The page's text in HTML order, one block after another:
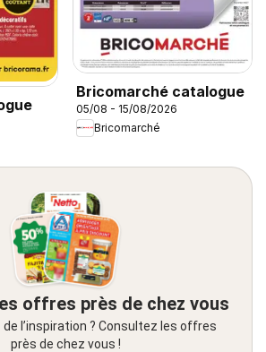
Bricomarché catalogue
05/08 - 15/08/2026
Bricomarché
offres près de chez vous
l’inspiration ? Consultez les offres
près de chez vous !